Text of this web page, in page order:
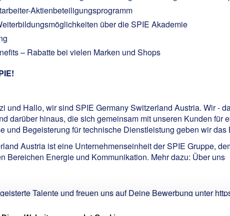
Aktienbeteiligungsprogramm
über die SPIE Akademie
– Rabatte bei vielen Marken und Shops
und Hallo, wir sind SPIE Germany Switzerland Austria. Wir -
darüber hinaus, die sich gemeinsam mit unseren Kunden
und Begeisterung für technische Dienstleistung geben wir
Austria ist eine Unternehmenseinheit der SPIE Gruppe,
Bereichen Energie und Kommunikation. Mehr dazu: Über uns
Talente und freuen uns auf Deine Bewerbung unter